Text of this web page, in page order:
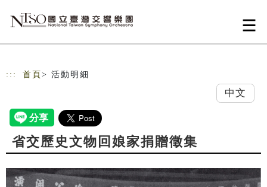
::: 首頁 > 活動明細
中文
省交歷史文物回娘家捐贈徵集